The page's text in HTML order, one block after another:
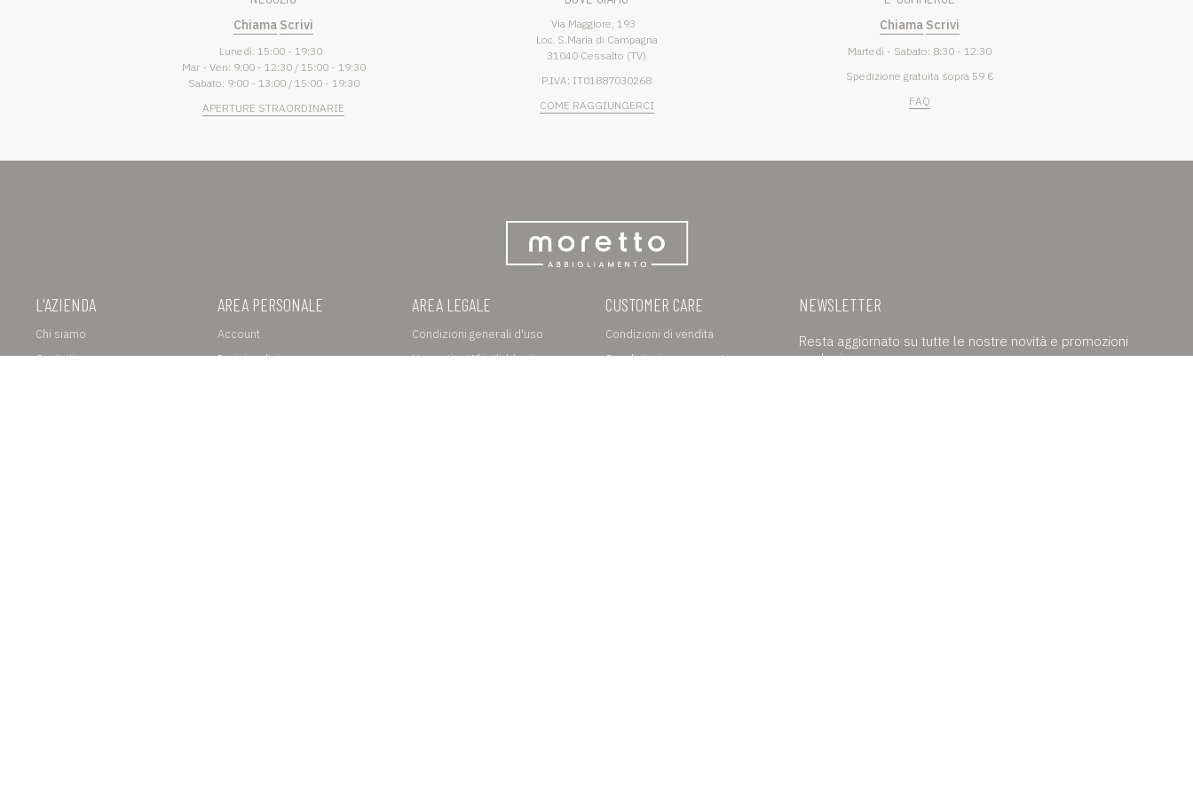
Chiama Scrivi
Lunedì: 15:00 - 19:30
Mar - Ven: 9:00 - 12:30 / 15:00 - 19:30
Sabato: 9:00 - 13:00 / 15:00 - 19:30
APERTURE STRAORDINARIE
Via Maggiore, 193
Loc. S.Maria di Campagna
31040 Cessalto (TV)
P.IVA: IT01887030268
COME RAGGIUNGERCI
Chiama Scrivi
Martedì - Sabato: 8:30 - 12:30
Spedizione gratuita sopra 59 €
FAQ
L'AZIENDA
Chi siamo
Contatti
AREA PERSONALE
Account
I miei ordini
AREA LEGALE
Condizioni generali d'uso
Normativa Whistleblowing
CUSTOMER CARE
Condizioni di vendita
Spedizioni e pagamenti
NEWSLETTER
Resta aggiornato su tutte le nostre novità e promozioni
esclusive